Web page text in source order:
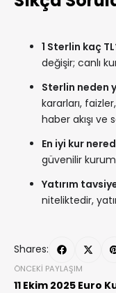
1 Sterlin kaç
değişir; canlı
Sterlin neden
kararları,
haber akışı
En iyi kur
güvenilir
Yatırım
niteliktedir,
Shares:
ÖNCEKI PAYLAŞIM
11 Ekim 2025 Euro